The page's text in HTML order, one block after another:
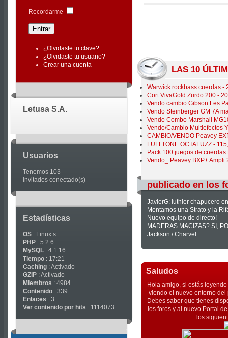
Recordarme
¿Olvidaste tu clave?
¿Olvidaste tu usuario?
Crear una cuenta
Letusa S.A.
Usuarios
Tenemos 103
invitados conectado(s)
Estadísticas
OS : Linux s
PHP : 5.2.6
MySQL : 4.1.16
Tiempo : 17:21
Caching : Activado
GZIP : Activado
Miembros : 4984
Contenido : 339
Enlaces : 3
Ver contenido por hits : 1114073
Joomla
Articles
LAS 10
Warwick rockbass cuerdas -
Cort VivaGold Zurdo 200 -
Vendo cambio Gibson Les
Vendo Steinberger GM 7A
Vendo Combo Marshall
Vendo/Cambio Multiefectos
CAMBIO/VENDO Peavey
FULLTONE OCTAFUZZ -
Pack 100 juegos de
Vendo_ Peavey BXP+ Ampli
publicado en los
JavierG: luthier chapucero
Montamos una Strato y la
Nuevo equipo de directo!
MADERAS MACIZAS? SI,
Jackson / Charvel
Saludos
Hola amigo, si estás
viendo el nuevo entorno
Debes saber que tienes
los foros y al nuevo Portal
los